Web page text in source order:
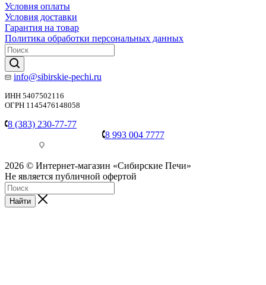
Условия оплаты
Условия доставки
Гарантия на товар
Политика обработки персональных данных
info@sibirskie-pechi.ru
ИНН 5407502116
ОГРН 1145476148058
8 (383) 230-77-77
8 993 004 7777
2026 © Интернет-магазин «Сибирские Печи»
Не является публичной офертой
Найти